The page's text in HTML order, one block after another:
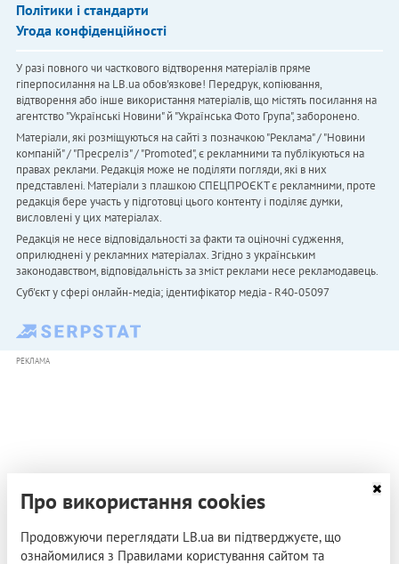
Політики і стандарти
Угода конфіденційності
У разі повного чи часткового відтворення матеріалів пряме
гіперпосилання на LB.ua обов'язкове! Передрук, копіювання,
відтворення або інше використання матеріалів, що містять посилання на
агентство "Українськi Новини" й "Українська Фото Група", заборонено.
Матеріали, які розміщуються на сайті з позначкою "Реклама" / "Новини
компаній" / "Пресреліз" / "Promoted", є рекламними та публікуються на
правах реклами. Редакція може не поділяти погляди, які в них
представлені. Матеріали з плашкою СПЕЦПРОЄКТ є рекламними, проте
редакція бере участь у підготовці цього контенту і поділяє думки,
висловлені у цих матеріалах.
Редакція не несе відповідальності за факти та оціночні судження,
оприлюднені у рекламних матеріалах. Згідно з українським
законодавством, відповідальність за зміст реклами несе рекламодавець.
Cуб'єкт у сфері онлайн-медіа; ідентифікатор медіа - R40-05097
РЕКЛАМА
Про використання cookies
Продовжуючи переглядати LB.ua ви підтверджуєте, що
ознайомилися з Правилами користування сайтом та